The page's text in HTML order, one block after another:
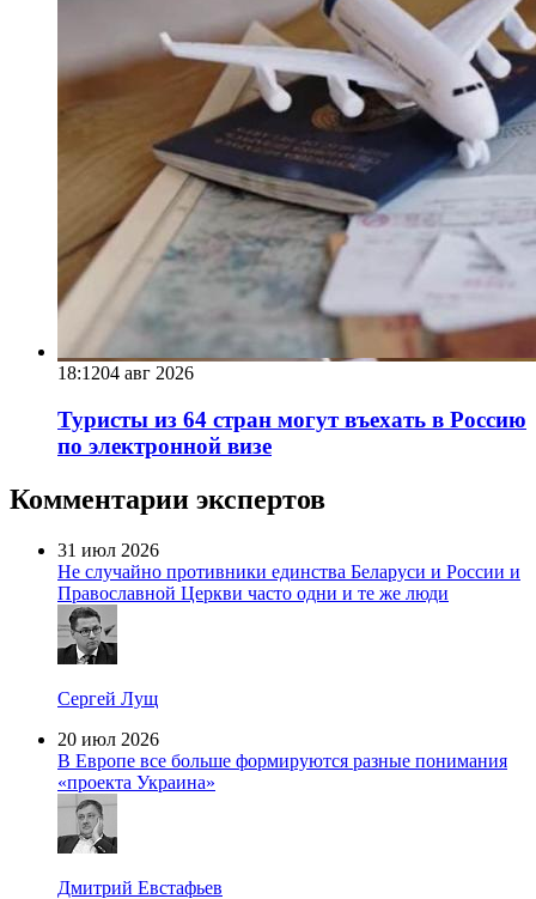
18:1204 авг 2026
Туристы из 64 стран могут въехать в Россию
по электронной визе
Комментарии экспертов
31 июл 2026
Не случайно противники единства Беларуси и России и
Православной Церкви часто одни и те же люди
Сергей Лущ
20 июл 2026
В Европе все больше формируются разные понимания
«проекта Украина»
Дмитрий Евстафьев